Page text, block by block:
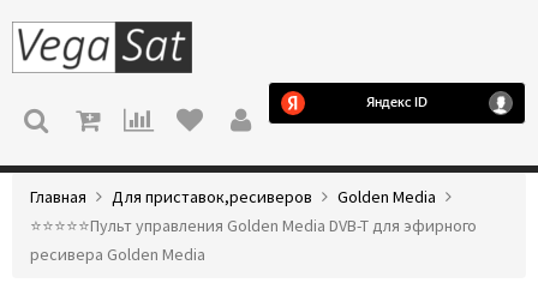
МЕНЮ
Главная Для приставок,ресиверов
Golden Media
⭐️⭐️⭐️⭐️⭐️Пульт управления Golden Media DVB-T для эфирного
ресивера Golden Media